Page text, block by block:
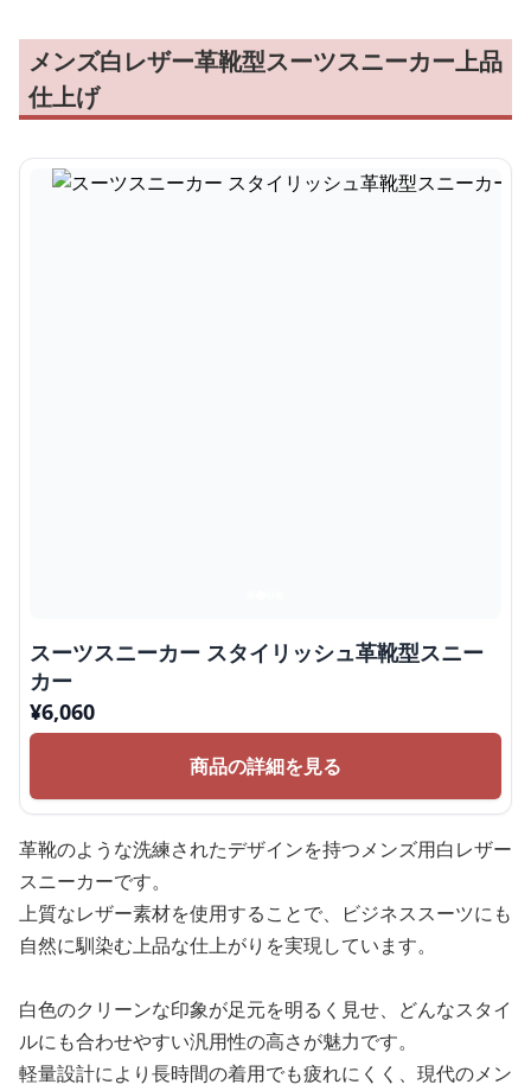
メンズ白レザー革靴型スーツスニーカー上品
仕上げ
スーツスニーカー スタイリッシュ革靴型スニー
カー
¥6,060
商品の詳細を見る
革靴のような洗練されたデザインを持つメンズ用白レザー
スニーカーです。
上質なレザー素材を使用することで、ビジネススーツにも
自然に馴染む上品な仕上がりを実現しています。
白色のクリーンな印象が足元を明るく見せ、どんなスタイ
ルにも合わせやすい汎用性の高さが魅力です。
軽量設計により長時間の着用でも疲れにくく、現代のメン